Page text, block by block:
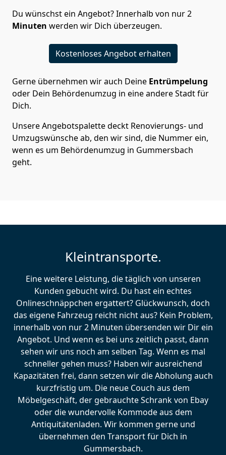
Du wünschst ein Angebot? Innerhalb von nur 2
Minuten werden wir Dich überzeugen.
Kostenloses Angebot erhalten
Gerne übernehmen wir auch Deine Entrümpelung
oder Dein Behördenumzug in eine andere Stadt für
Dich.
Unsere Angebotspalette deckt Renovierungs- und
Umzugswünsche ab, den wir sind, die Nummer ein,
wenn es um Behördenumzug in Gummersbach
geht.
Kleintransporte.
Eine weitere Leistung, die täglich von unseren
Kunden gebucht wird. Du hast ein echtes
Onlineschnäppchen ergattert? Glückwunsch, doch
das eigene Fahrzeug reicht nicht aus? Kein Problem,
innerhalb von nur 2 Minuten übersenden wir Dir ein
Angebot. Und wenn es bei uns zeitlich passt, dann
sehen wir uns noch am selben Tag. Wenn es mal
schneller gehen muss? Haben wir ausreichend
Kapazitäten frei, dann setzen wir die Abholung auch
kurzfristig um. Die neue Couch aus dem
Möbelgeschäft, der gebrauchte Schrank von Ebay
oder die wundervolle Kommode aus dem
Antiquitätenladen. Wir kommen gerne und
übernehmen den Transport für Dich in
Gummersbach.